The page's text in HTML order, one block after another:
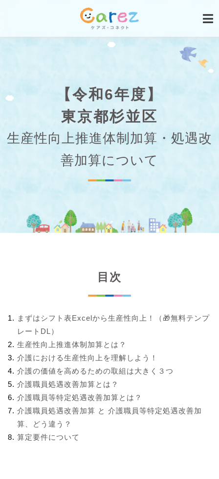
【令和6年度】
東京都杉並区
生産性向上推進体制加算・処遇改
善加算について
目次
まずはシフト表Excelから生産性向上！（🎁無料テンプ
レートDL）
生産性向上推進体制加算とは？
介護における生産性向上を理解しよう！
介護の価値を高めるための取組は大きく３つ
介護職員処遇改善加算とは？
介護職員等特定処遇改善加算とは？
介護職員処遇改善加算 と 介護職員等特定処遇改善加
算、どう違う？
算定要件について